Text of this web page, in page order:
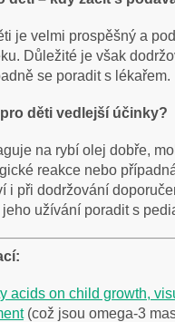
je velmi prospěšný a
Důležité je však
se poradit s lékařem.
děti vedlejší účinky?
na rybí olej dobře,
reakce nebo
i při dodržování
užívání poradit s
acids on child growth,
(což jsou omega-3